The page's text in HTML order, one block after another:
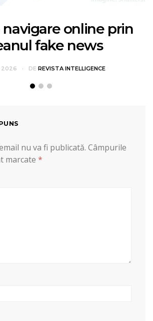
navigare online prin
fake news
2026 DE REVISTA INTELLIGENCE
nu va fi publicată. Câmpurile
marcate *